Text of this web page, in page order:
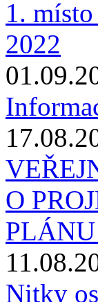
1.
2022
O
Nitky